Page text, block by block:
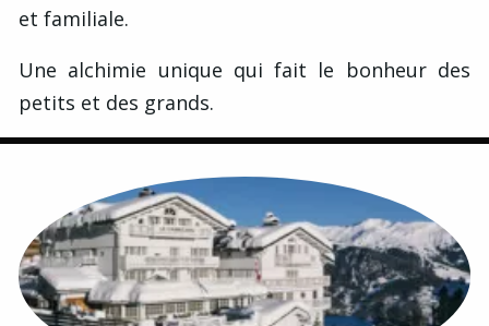
et familiale.
Une alchimie unique qui fait le bonheur des
petits et des grands.